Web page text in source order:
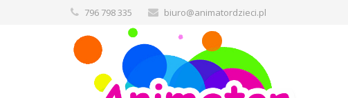
796 798 335 biuro@animatordzieci.pl